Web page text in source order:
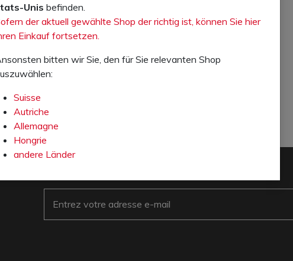
GESTION DES AFFAIRES
René Höller
53 0
e-mail
Benjamin Kauz
16
Unis befinden.
der aktuell gewählte Shop der richtig ist, können Sie hier
Einkauf fortsetzen.
bitten wir Sie, den für Sie relevanten Shop
Suisse
Autriche
Allemagne
Hongrie
andere Länder